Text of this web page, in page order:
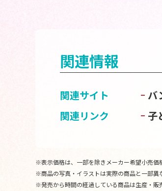
関連情報
関連サイト
バ
関連リンク
子
※表示価格は、一部を除きメーカー希望小売価
※商品の写真・イラストは実際の商品と一部異
※発売から時間の経過している商品は生産・販